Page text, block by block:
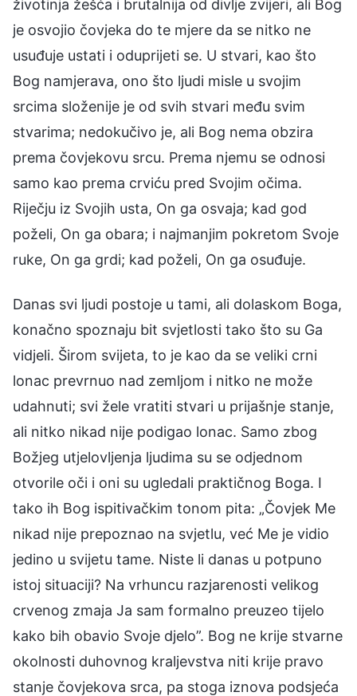
životinja žešća i brutalnija od divlje zvijeri, ali Bog
je osvojio čovjeka do te mjere da se nitko ne
usuđuje ustati i oduprijeti se. U stvari, kao što
Bog namjerava, ono što ljudi misle u svojim
srcima složenije je od svih stvari među svim
stvarima; nedokučivo je, ali Bog nema obzira
prema čovjekovu srcu. Prema njemu se odnosi
samo kao prema crviću pred Svojim očima.
Riječju iz Svojih usta, On ga osvaja; kad god
poželi, On ga obara; i najmanjim pokretom Svoje
ruke, On ga grdi; kad poželi, On ga osuđuje.
Danas svi ljudi postoje u tami, ali dolaskom Boga,
konačno spoznaju bit svjetlosti tako što su Ga
vidjeli. Širom svijeta, to je kao da se veliki crni
lonac prevrnuo nad zemljom i nitko ne može
udahnuti; svi žele vratiti stvari u prijašnje stanje,
ali nitko nikad nije podigao lonac. Samo zbog
Božjeg utjelovljenja ljudima su se odjednom
otvorile oči i oni su ugledali praktičnog Boga. I
tako ih Bog ispitivačkim tonom pita: „Čovjek Me
nikad nije prepoznao na svjetlu, već Me je vidio
jedino u svijetu tame. Niste li danas u potpuno
istoj situaciji? Na vrhuncu razjarenosti velikog
crvenog zmaja Ja sam formalno preuzeo tijelo
kako bih obavio Svoje djelo”. Bog ne krije stvarne
okolnosti duhovnog kraljevstva niti krije pravo
stanje čovjekova srca, pa stoga iznova podsjeća